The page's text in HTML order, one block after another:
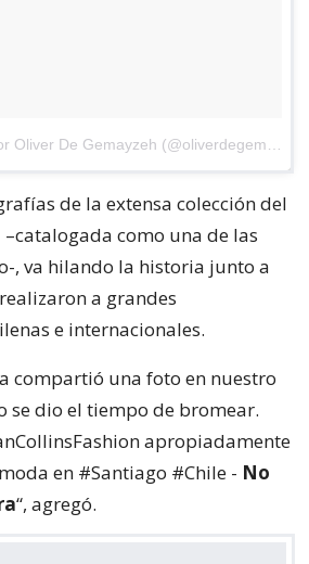
de la extensa colección del
como una de las
, va hilando la historia junto a
a grandes
e internacionales.
compartió una foto en nuestro
se dio el tiempo de bromear.
apropiadamente
en #Santiago #Chile - No
“, agregó.